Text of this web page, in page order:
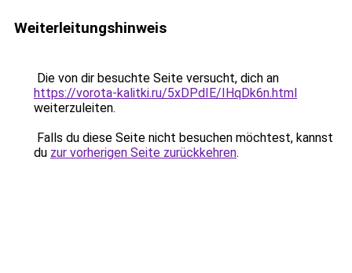
Weiterleitungshinweis
Die von dir besuchte Seite versucht, dich an
https://vorota-kalitki.ru/5xDPdIE/IHqDk6n.html
weiterzuleiten.
Falls du diese Seite nicht besuchen möchtest, kannst
du zur vorherigen Seite zurückkehren.